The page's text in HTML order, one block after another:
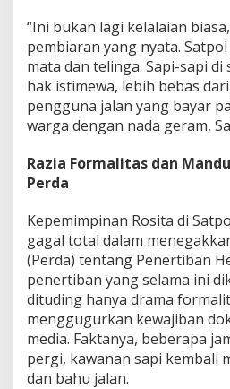
l
r
D
i
d
u
g
G
a
T
o
t
a
E
k
s
“Ini bukan lagi kelalaian
pembiaran yang nyata.
mata dan telinga. Sapi-sapi
hak istimewa, lebih bebas
pengguna jalan yang bayar
warga dengan nada geram,
Razia Formalitas dan
Perda
Kepemimpinan Rosita di
gagal total dalam
(Perda) tentang Penertiban
penertiban yang selama ini
dituding hanya drama
menggugurkan kewajiban
media. Faktanya, beberapa
pergi, kawanan sapi kembali
dan bahu jalan.